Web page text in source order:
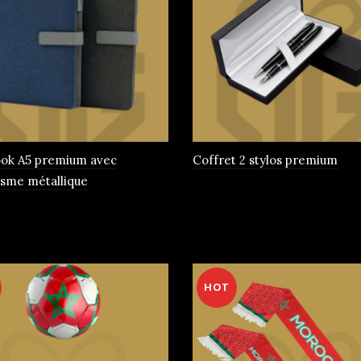
A5 premium avec
métallique
Coffret 2 stylos premium
HOT